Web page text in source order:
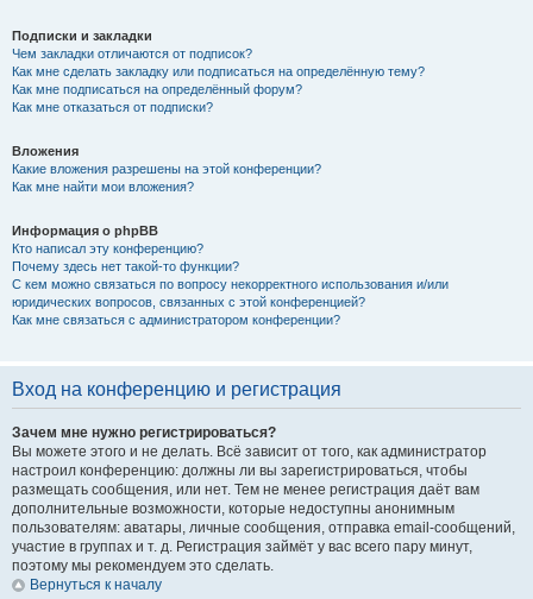
Подписки и закладки
Чем закладки отличаются от подписок?
Как мне сделать закладку или подписаться на определённую тему?
Как мне подписаться на определённый форум?
Как мне отказаться от подписки?
Вложения
Какие вложения разрешены на этой конференции?
Как мне найти мои вложения?
Информация о phpBB
Кто написал эту конференцию?
Почему здесь нет такой-то функции?
С кем можно связаться по вопросу некорректного использования и/или
юридических вопросов, связанных с этой конференцией?
Как мне связаться с администратором конференции?
Вход на конференцию и регистрация
Зачем мне нужно регистрироваться?
Вы можете этого и не делать. Всё зависит от того, как администратор
настроил конференцию: должны ли вы зарегистрироваться, чтобы
размещать сообщения, или нет. Тем не менее регистрация даёт вам
дополнительные возможности, которые недоступны анонимным
пользователям: аватары, личные сообщения, отправка email-сообщений,
участие в группах и т. д. Регистрация займёт у вас всего пару минут,
поэтому мы рекомендуем это сделать.
Вернуться к началу